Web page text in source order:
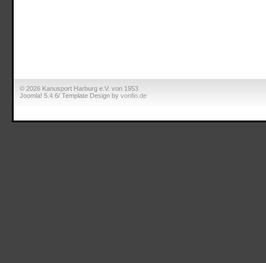
© 2026 Kanusport Harburg e.V. von 1953
Joomla! 5.4.6/ Template Design by vonfio.de